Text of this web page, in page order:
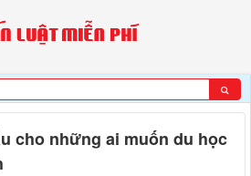
cho những ai muốn du học